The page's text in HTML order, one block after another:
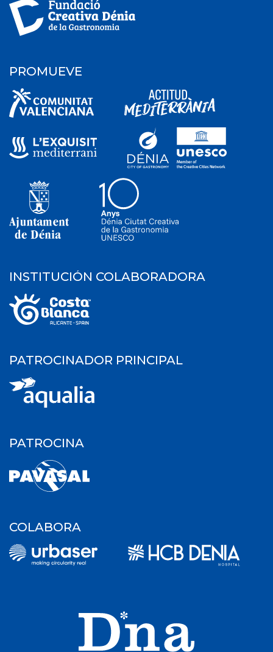
PROMUEVE
INSTITUCIÓN COLABORADORA
PATROCINADOR PRINCIPAL
PATROCINA
COLABORA